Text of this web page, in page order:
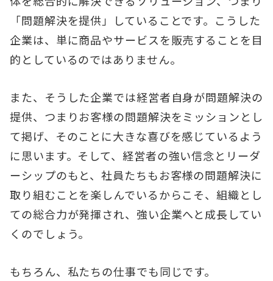
「問題解決を提供」していることです。こうした
企業は、単に商品やサービスを販売することを目
的としているのではありません。
また、そうした企業では経営者自身が問題解決の
提供、つまりお客様の問題解決をミッションとし
て掲げ、そのことに大きな喜びを感じているよう
に思います。そして、経営者の強い信念とリーダ
ーシップのもと、社員たちもお客様の問題解決に
取り組むことを楽しんでいるからこそ、組織とし
ての総合力が発揮され、強い企業へと成長してい
くのでしょう。
もちろん、私たちの仕事でも同じです。